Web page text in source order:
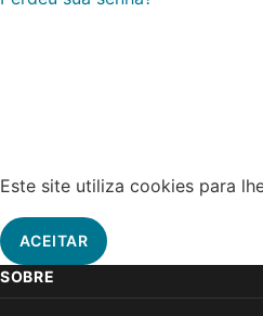
Este site utiliza cookies para
ACEITAR
SOBRE